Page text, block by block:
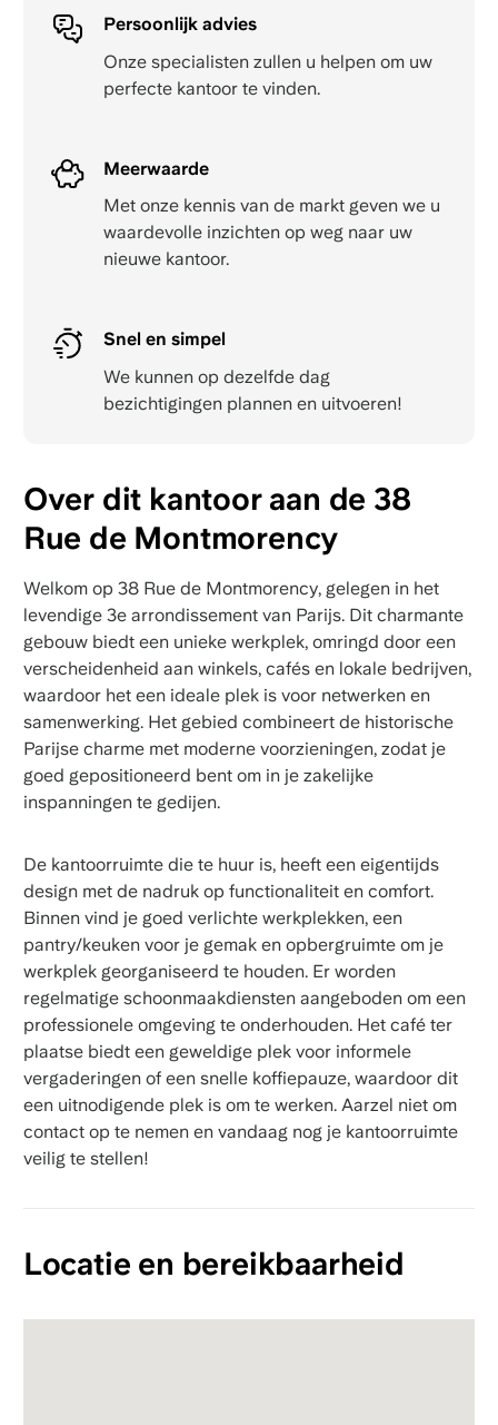
Persoonlijk advies
Onze specialisten zullen u helpen om uw
perfecte kantoor te vinden.
Meerwaarde
Met onze kennis van de markt geven we u
waardevolle inzichten op weg naar uw
nieuwe kantoor.
Snel en simpel
We kunnen op dezelfde dag
bezichtigingen plannen en uitvoeren!
Over dit kantoor aan de 38
Rue de Montmorency
Welkom op 38 Rue de Montmorency, gelegen in het
levendige 3e arrondissement van Parijs. Dit charmante
gebouw biedt een unieke werkplek, omringd door een
verscheidenheid aan winkels, cafés en lokale bedrijven,
waardoor het een ideale plek is voor netwerken en
samenwerking. Het gebied combineert de historische
Parijse charme met moderne voorzieningen, zodat je
goed gepositioneerd bent om in je zakelijke
inspanningen te gedijen.
De kantoorruimte die te huur is, heeft een eigentijds
design met de nadruk op functionaliteit en comfort.
Binnen vind je goed verlichte werkplekken, een
pantry/keuken voor je gemak en opbergruimte om je
werkplek georganiseerd te houden. Er worden
regelmatige schoonmaakdiensten aangeboden om een
professionele omgeving te onderhouden. Het café ter
plaatse biedt een geweldige plek voor informele
vergaderingen of een snelle koffiepauze, waardoor dit
een uitnodigende plek is om te werken. Aarzel niet om
contact op te nemen en vandaag nog je kantoorruimte
veilig te stellen!
Locatie en bereikbaarheid